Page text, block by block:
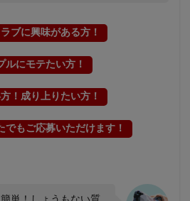
ブに興味がある方！
ルにモテたい方！
！成り上りたい方！
でもご応募いただけます！